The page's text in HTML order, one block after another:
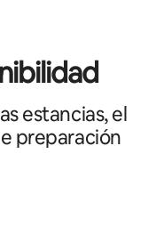
estancias, el
preparación